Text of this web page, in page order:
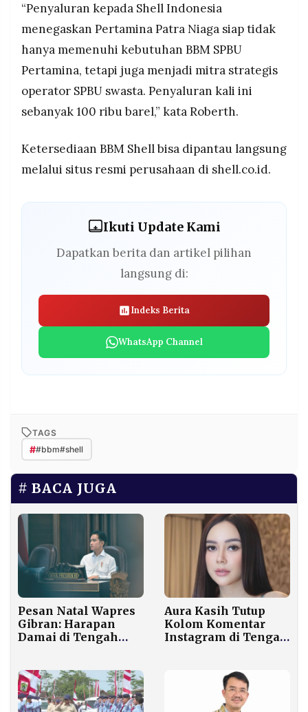
“Penyaluran kepada Shell Indonesia
menegaskan Pertamina Patra Niaga siap tidak
hanya memenuhi kebutuhan BBM SPBU
Pertamina, tetapi juga menjadi mitra strategis
operator SPBU swasta. Penyaluran kali ini
sebanyak 100 ribu barel,” kata Roberth.
Ketersediaan BBM Shell bisa dipantau langsung
melalui situs resmi perusahaan di shell.co.id.
Ikuti Update Kami
Dapatkan berita dan artikel pilihan
langsung di:
Indeks Berita
WhatsApp Channel
TAGS
##bbm#shell
BACA JUGA
Pesan Natal Wapres
Gibran: Harapan
Damai di Tengah
Aura Kasih Tutup
Kolom Komentar
Instagram di Tengah